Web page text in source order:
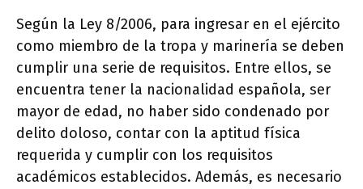
Según la Ley 8/2006, para ingresar en el ejército
como miembro de la tropa y marinería se deben
cumplir una serie de requisitos. Entre ellos, se
encuentra tener la nacionalidad española, ser
mayor de edad, no haber sido condenado por
delito doloso, contar con la aptitud física
requerida y cumplir con los requisitos
académicos establecidos. Además, es necesario